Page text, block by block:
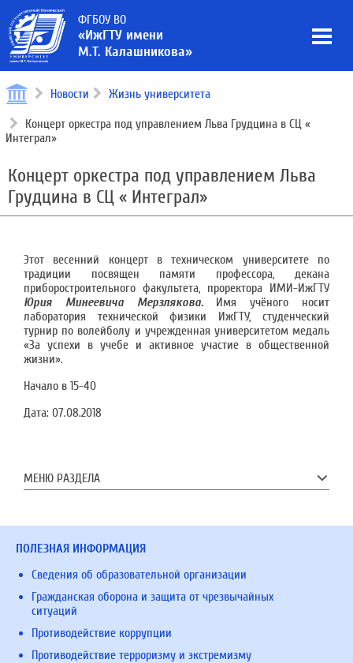
ФГБОУ ВО
«ИжГТУ имени
М.Т. Калашникова»
Новости Жизнь университета
Концерт оркестра под управлением Льва Грудцина в СЦ «
Интеграл»
Концерт оркестра под управлением Льва
Грудцина в СЦ « Интеграл»
Этот весенний концерт в техническом университете по
традиции посвящен памяти профессора, декана
приборостроительного факультета, проректора ИМИ-ИжГТУ
Юрия Минеевича Мерзлякова.Имя учёного носит
лаборатория технической физики ИжГТУ, студенческий
турнир по волейболу и учрежденная университетом медаль
«За успехи в учебе и активное участие в общественной
жизни».
Начало в 15-40
Дата: 07.08.2018
МЕНЮ РАЗДЕЛА
ПОЛЕЗНАЯ ИНФОРМАЦИЯ
Сведения об образовательной организации
Гражданская оборона и защита от чрезвычайных
ситуаций
Противодействие коррупции
Противодействие терроризму и экстремизму